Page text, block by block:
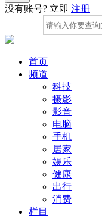
没有账号? 立即 注册
首页
频道
科技
摄影
影音
电脑
手机
居家
娱乐
健康
出行
消费
栏目